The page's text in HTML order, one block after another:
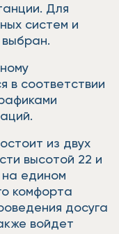
Для
систем и
в соответствии
из двух
высотой 22 и
едином
комфорта
досуга
войдет